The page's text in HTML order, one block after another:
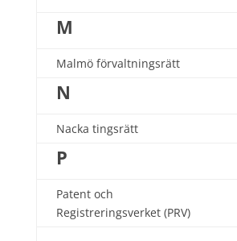
M
Malmö förvaltningsrätt
N
Nacka tingsrätt
P
Patent och
Registreringsverket (PRV)